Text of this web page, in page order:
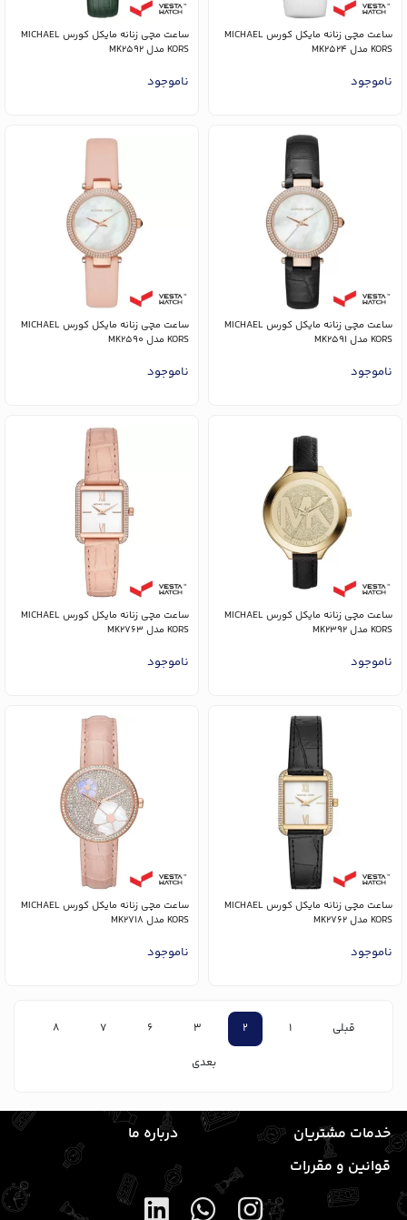
ساعت مچی زنانه مایکل کورس MICHAEL
KORS مدل MK2524
ناموجود
ساعت مچی زنانه مایکل کورس MICHAEL
KORS مدل MK2592
ناموجود
ساعت مچی زنانه مایکل کورس MICHAEL
KORS مدل MK2591
ناموجود
ساعت مچی زنانه مایکل کورس MICHAEL
KORS مدل MK2590
ناموجود
ساعت مچی زنانه مایکل کورس MICHAEL
KORS مدل MK2392
ناموجود
ساعت مچی زنانه مایکل کورس MICHAEL
KORS مدل MK2763
ناموجود
ساعت مچی زنانه مایکل کورس MICHAEL
KORS مدل MK2762
ناموجود
ساعت مچی زنانه مایکل کورس MICHAEL
KORS مدل MK2718
ناموجود
قبلی 1
2
3
6
7
8
بعدی
خدمات مشتریان
درباره ما
قوانین و مقررات